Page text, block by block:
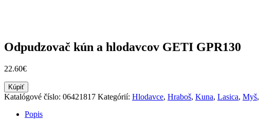
Odpudzovač kún a hlodavcov GETI GPR130
22.60€
Kúpiť
Katalógové číslo: 06421817 Kategórií: Hlodavce, Hraboš, Kuna, Lasica, Myš,
Popis